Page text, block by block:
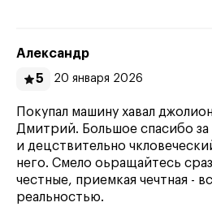
Александр
5
20 января 2026
Покупал машину хавал
Дмитрий. Большое спасибо
и децствительно
него. Смело оьращайтесь
честные, приемкая чечтная -
реальностью.